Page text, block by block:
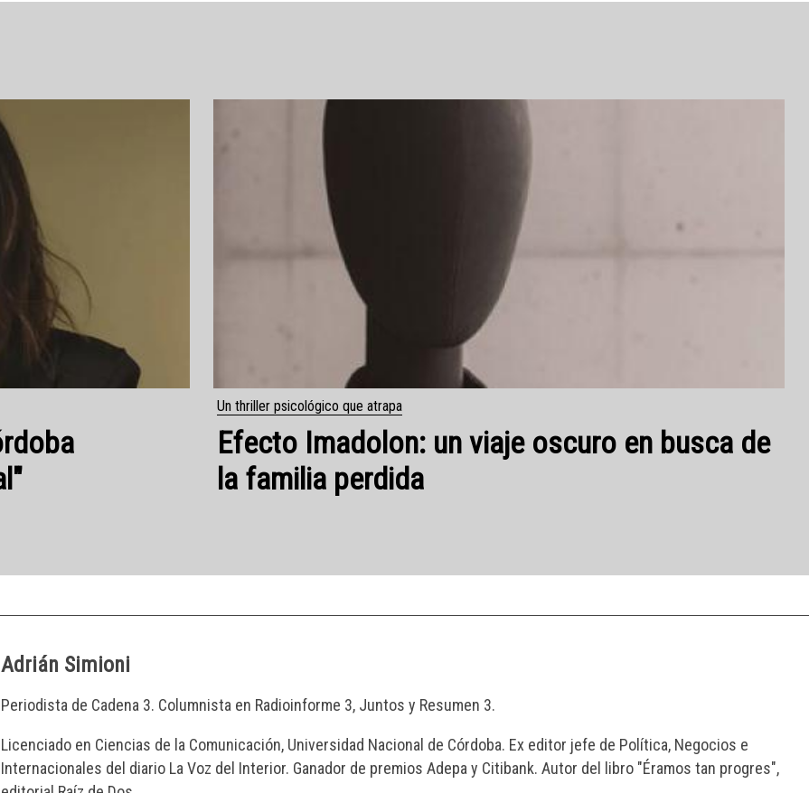
Adrián Simioni
Periodista de Cadena 3. Columnista en Radioinforme 3, Juntos y Resumen 3.
Licenciado en Ciencias de la Comunicación, Universidad Nacional de Córdoba. Ex editor jefe de Política, Negocios e
Internacionales del diario La Voz del Interior. Ganador de premios Adepa y Citibank. Autor del libro "Éramos tan progres",